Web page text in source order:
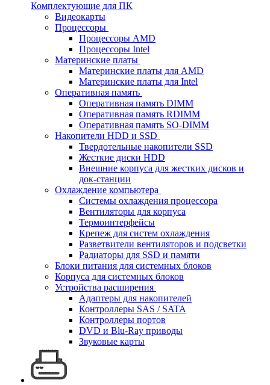
Комплектующие для ПК
Видеокарты
Процессоры
Процессоры AMD
Процессоры Intel
Материнские платы
Материнские платы для AMD
Материнские платы для Intel
Оперативная память
Оперативная память DIMM
Оперативная память RDIMM
Оперативная память SO-DIMM
Накопители HDD и SSD
Твердотельные накопители SSD
Жесткие диски HDD
Внешние корпуса для жестких дисков и
док-станции
Охлаждение компьютера
Системы охлаждения процессора
Вентиляторы для корпуса
Термоинтерфейсы
Крепеж для систем охлаждения
Разветвители вентиляторов и подсветки
Радиаторы для SSD и памяти
Блоки питания для системных блоков
Корпуса для системных блоков
Устройства расширения
Адаптеры для накопителей
Контроллеры SAS / SATA
Контроллеры портов
DVD и Blu-Ray приводы
Звуковые карты